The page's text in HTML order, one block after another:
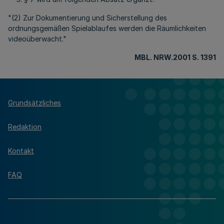
"(2) Zur Dokumentierung und Sicherstellung des
ordnungsgemäßen Spielablaufes werden die Räumlichkeiten
videoüberwacht."
MBL. NRW.2001 S. 1391
Grundsätzliches
Redaktion
Kontakt
FAQ